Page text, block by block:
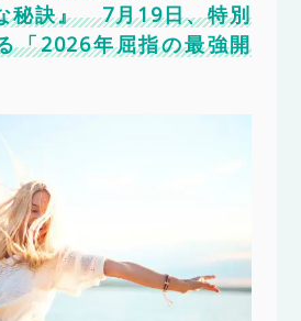
秘訣』 7月19日、特別
「2026年屈指の最強開